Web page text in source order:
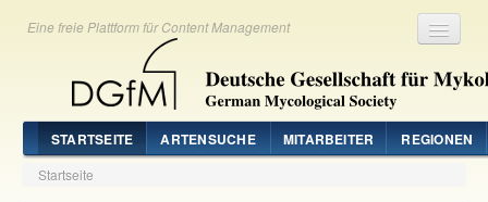
Eine freie Plattform für Content Management
STARTSEITE ARTENSUCHE MITARBEITER REGIONEN
Startseite